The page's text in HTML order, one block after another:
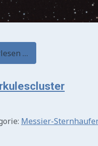
…
Messier-